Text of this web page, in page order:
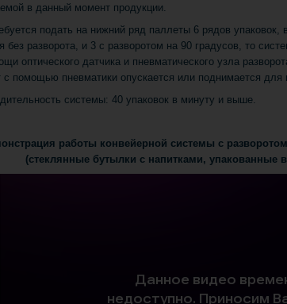
в данный момент продукции.
подать на нижний ряд паллеты 6 рядов
без разворота, и 3 с разворотом на 90 градусов, то
оптического датчика и пневматического узла
с помощью пневматики опускается или поднимается для
системы: 40 упаковок в минуту и выше.
работы конвейерной системы с
(стеклянные бутылки с напитками, упакованные